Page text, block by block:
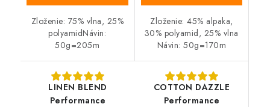
Zloženie: 75% vlna, 25%
polyamidNávin:
50g=205m
Zloženie: 45% alpaka,
30% polyamid, 25% vlna
Návin: 50g=170m
LINEN BLEND
Performance
COTTON DAZZLE
Performance